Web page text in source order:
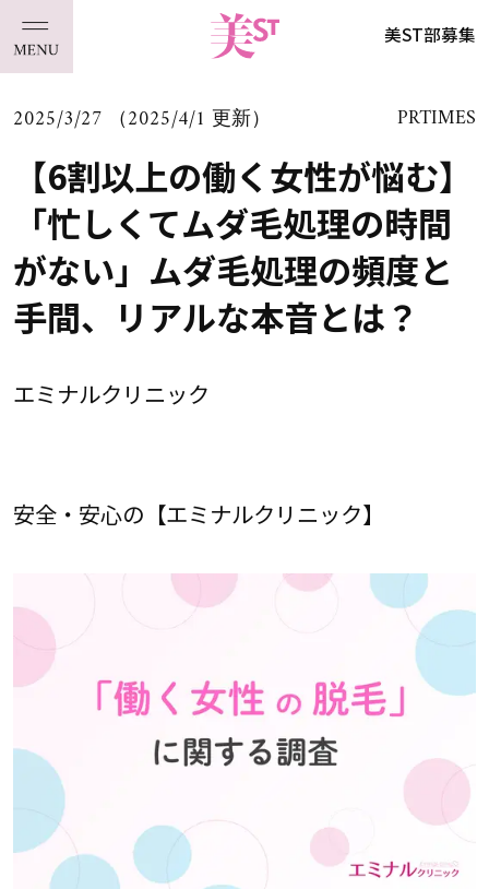
美ST部募集
2025/3/27 （2025/4/1 更新） PRTIMES
【6割以上の働く女性が悩む】
「忙しくてムダ毛処理の時間
がない」ムダ毛処理の頻度と
手間、リアルな本音とは？
エミナルクリニック
安全・安心の【エミナルクリニック】